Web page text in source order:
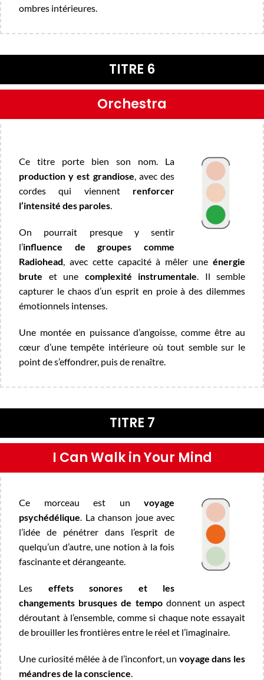
ombres intérieures.
TITRE 6
Orchestra
Ce titre porte bien son nom. La
production y est grandiose, avec des
cordes qui viennent renforcer
l’intensité des paroles.
On pourrait presque y sentir
l’influence de groupes comme
Radiohead, avec cette capacité à mêler une énergie
brute et une complexité instrumentale. Il semble
capturer le chaos d’un esprit en proie à des dilemmes
émotionnels intenses.
Une montée en puissance d’angoisse, comme être au
cœur d’une tempête intérieure où tout semble sur le
point de s’effondrer, puis de renaître.
TITRE 7
I Can Walk in Your Mind
Ce morceau est un voyage
psychédélique. La chanson joue avec
l’idée de pénétrer dans l’esprit de
quelqu’un d’autre, une notion à la fois
fascinante et dérangeante.
Les effets sonores et les
changements brusques de tempodonnent un aspect
déroutant à l’ensemble, comme si chaque note essayait
de brouiller les frontières entre le réel et l’imaginaire.
Une curiosité mêlée à de l’inconfort, un voyage dans les
méandres de la conscience.